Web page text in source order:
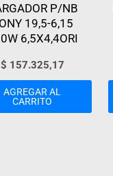
P/NB
19,5-6,15
6,5X4,4ORI
$ 157.325,17
AGREGAR AL
CARRITO